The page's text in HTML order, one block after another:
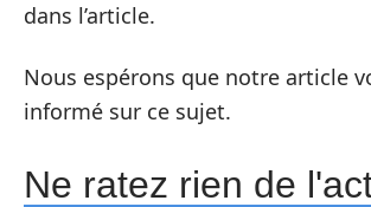
dans l’article.
Nous espérons que notre article
informé sur ce sujet.
Ne ratez rien de